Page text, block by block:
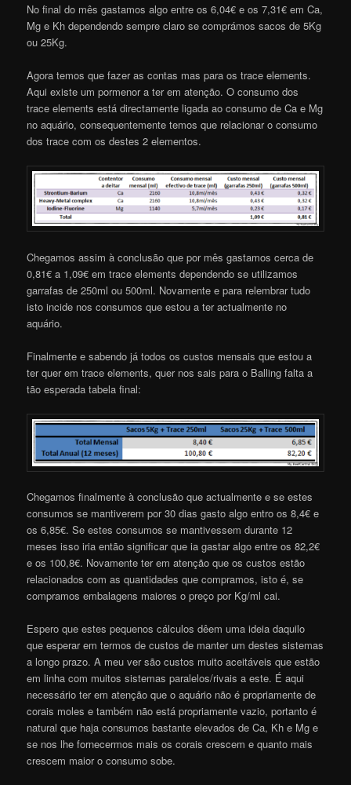
No final do mês gastamos algo entre os 6,04€ e os 7,31€ em Ca,
Mg e Kh dependendo sempre claro se comprámos sacos de 5Kg
ou 25Kg.
Agora temos que fazer as contas mas para os trace elements.
Aqui existe um pormenor a ter em atenção. O consumo dos
trace elements está directamente ligada ao consumo de Ca e Mg
no aquário, consequentemente temos que relacionar o consumo
dos trace com os destes 2 elementos.
Chegamos assim à conclusão que por mês gastamos cerca de
0,81€ a 1,09€ em trace elements dependendo se utilizamos
garrafas de 250ml ou 500ml. Novamente e para relembrar tudo
isto incide nos consumos que estou a ter actualmente no
aquário.
Finalmente e sabendo já todos os custos mensais que estou a
ter quer em trace elements, quer nos sais para o Balling falta a
tão esperada tabela final:
Chegamos finalmente à conclusão que actualmente e se estes
consumos se mantiverem por 30 dias gasto algo entro os 8,4€ e
os 6,85€. Se estes consumos se mantivessem durante 12
meses isso iria então significar que ia gastar algo entre os 82,2€
e os 100,8€. Novamente ter em atenção que os custos estão
relacionados com as quantidades que compramos, isto é, se
compramos embalagens maiores o preço por Kg/ml cai.
Espero que estes pequenos cálculos dêem uma ideia daquilo
que esperar em termos de custos de manter um destes sistemas
a longo prazo. A meu ver são custos muito aceitáveis que estão
em linha com muitos sistemas paralelos/rivais a este. É aqui
necessário ter em atenção que o aquário não é propriamente de
corais moles e também não está propriamente vazio, portanto é
natural que haja consumos bastante elevados de Ca, Kh e Mg e
se nos lhe fornecermos mais os corais crescem e quanto mais
crescem maior o consumo sobe.